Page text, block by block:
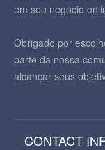
em seu negócio
Obrigado por
parte da nossa
alcançar seus
CONTACT